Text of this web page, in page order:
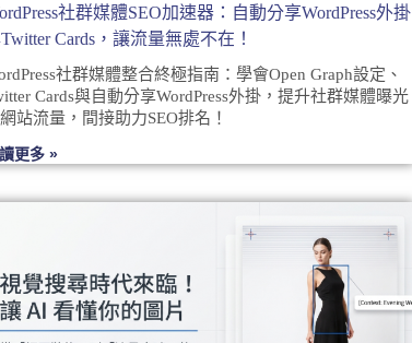
社群媒體SEO加速器：自動分享WordPress外掛
Cards，讓流量無處不在！
社群媒體整合終極指南：學會Open Graph設定、
Cards與自動分享WordPress外掛，提升社群媒體曝光
站流量，間接助力SEO排名！
更多 »